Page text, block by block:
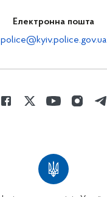
Електронна пошта
police@kyiv.police.gov.ua